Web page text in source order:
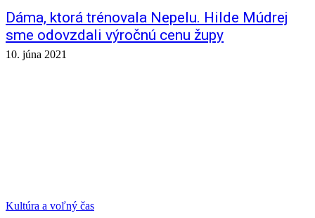
Dáma, ktorá trénovala Nepelu. Hilde Múdrej
sme odovzdali výročnú cenu župy
10. júna 2021
Kultúra a voľný čas